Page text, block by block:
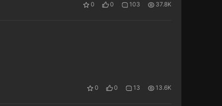
0 0 103 37.8K
0 0 13 13.6K